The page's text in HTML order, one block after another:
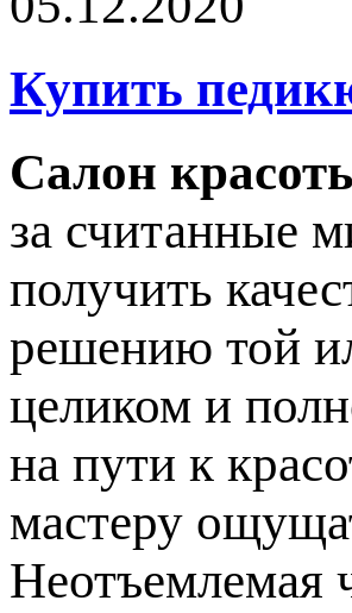
Купить
Салон
за считанные
получить
решению той
целиком и
на пути к
мастеру
Неотъемлемая